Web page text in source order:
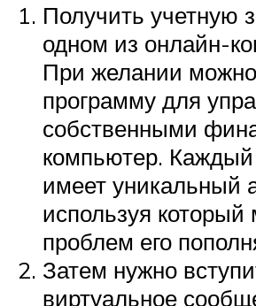
Получить учетную
одном из онлайн-
При желании можно
программу для
собственными
компьютер.
имеет уникальный
используя который
проблем его
Затем нужно
виртуальное